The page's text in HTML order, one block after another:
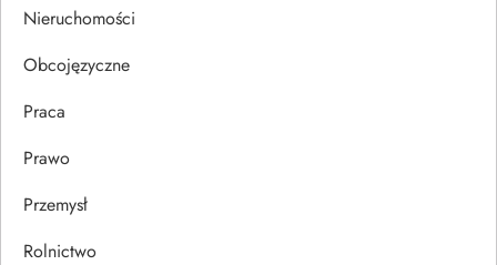
u
Nieruchomości
Obcojęzyczne
Praca
Prawo
Przemysł
Rolnictwo